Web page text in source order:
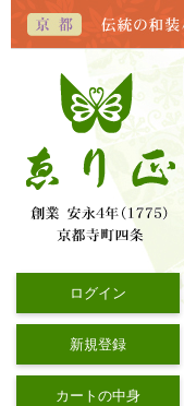
ログイン
新規登録
カートの中身